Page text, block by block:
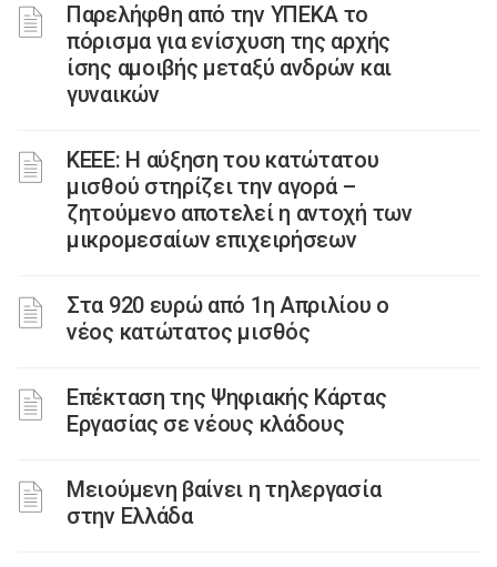
Παρελήφθη από την ΥΠΕΚΑ το
πόρισμα για ενίσχυση της αρχής
ίσης αμοιβής μεταξύ ανδρών και
γυναικών
ΚΕΕΕ: Η αύξηση του κατώτατου
μισθού στηρίζει την αγορά –
ζητούμενο αποτελεί η αντοχή των
μικρομεσαίων επιχειρήσεων
Στα 920 ευρώ από 1η Απριλίου ο
νέος κατώτατος μισθός
Επέκταση της Ψηφιακής Κάρτας
Εργασίας σε νέους κλάδους
Μειούμενη βαίνει η τηλεργασία
στην Ελλάδα